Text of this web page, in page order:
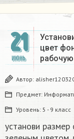
21
ИЮНЬ
цвет
Автор:
Предмет:
Уровень: 5 - 9 класс
установи размер